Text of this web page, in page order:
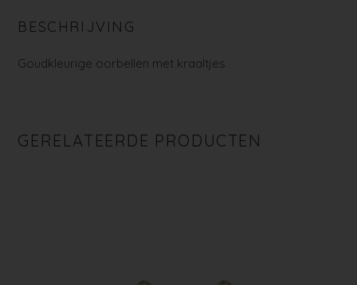
BESCHRIJVING
Goudkleurige oorbellen met kraaltjes
GERELATEERDE PRODUCTEN